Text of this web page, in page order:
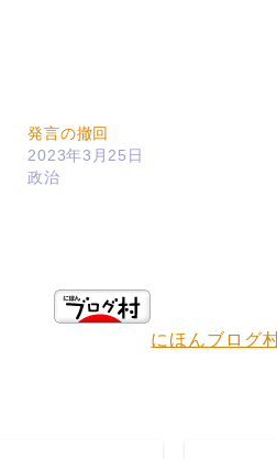
発言の撤回
2023年3月25日
政治
にほんブログ